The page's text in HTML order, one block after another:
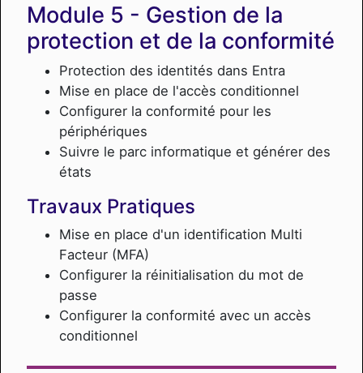
Gestion de la
protection et de la conformité
Protection des identités dans Entra
Mise en place de l'accès conditionnel
Configurer la conformité pour les
périphériques
Suivre le parc informatique et générer des
états
Travaux Pratiques
Mise en place d'un identification Multi
Facteur (MFA)
Configurer la réinitialisation du mot de
passe
Configurer la conformité avec un accès
conditionnel